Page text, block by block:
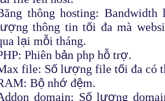
thông hosting: Bandwidth
ượng thông tin tối đa mà
lại mỗi tháng.
Phiên bản php hỗ trợ.
file: Số lượng file tối đa có
Bộ nhớ đệm.
domain: Sốlượng